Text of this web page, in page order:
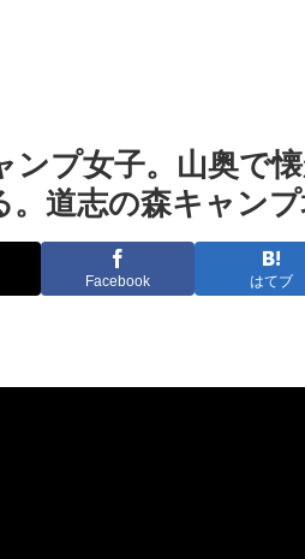
ンプ女子。山奥で
。道志の森キャン
Facebook はてブ